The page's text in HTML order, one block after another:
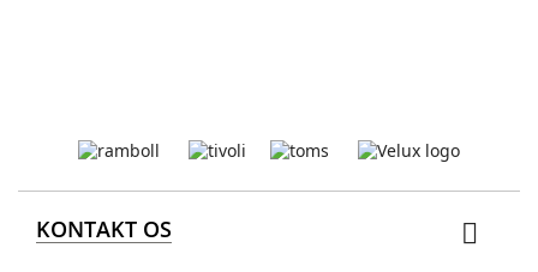
KONTAKT OS 